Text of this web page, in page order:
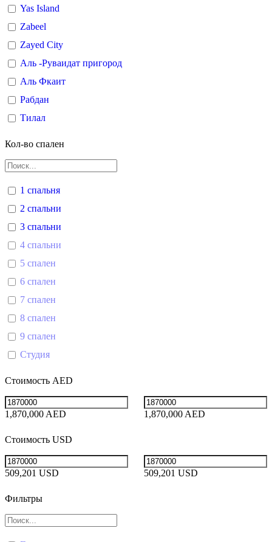
Yas Island
Zabeel
Zayed City
Аль -Руваидат пригород
Аль Фкаит
Рабдан
Тилал
Кол-во спален
1 спальня
2 спальни
3 спальни
4 спальни
5 спален
6 спален
7 спален
8 спален
9 спален
Студия
Стоимость AED
1,870,000 AED 1,870,000 AED
Стоимость USD
509,201 USD 509,201 USD
Фильтры